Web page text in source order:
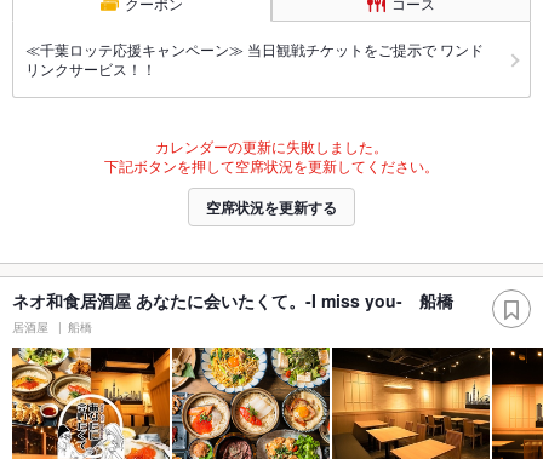
≪千葉ロッテ応援キャンペーン≫ 当日観戦チケットをご提示で ワンド
リンクサービス！！
カレンダーの更新に失敗しました。
下記ボタンを押して空席状況を更新してください。
空席状況を更新する
ネオ和食居酒屋 あなたに会いたくて。-I miss you- 船橋
居酒屋 船橋